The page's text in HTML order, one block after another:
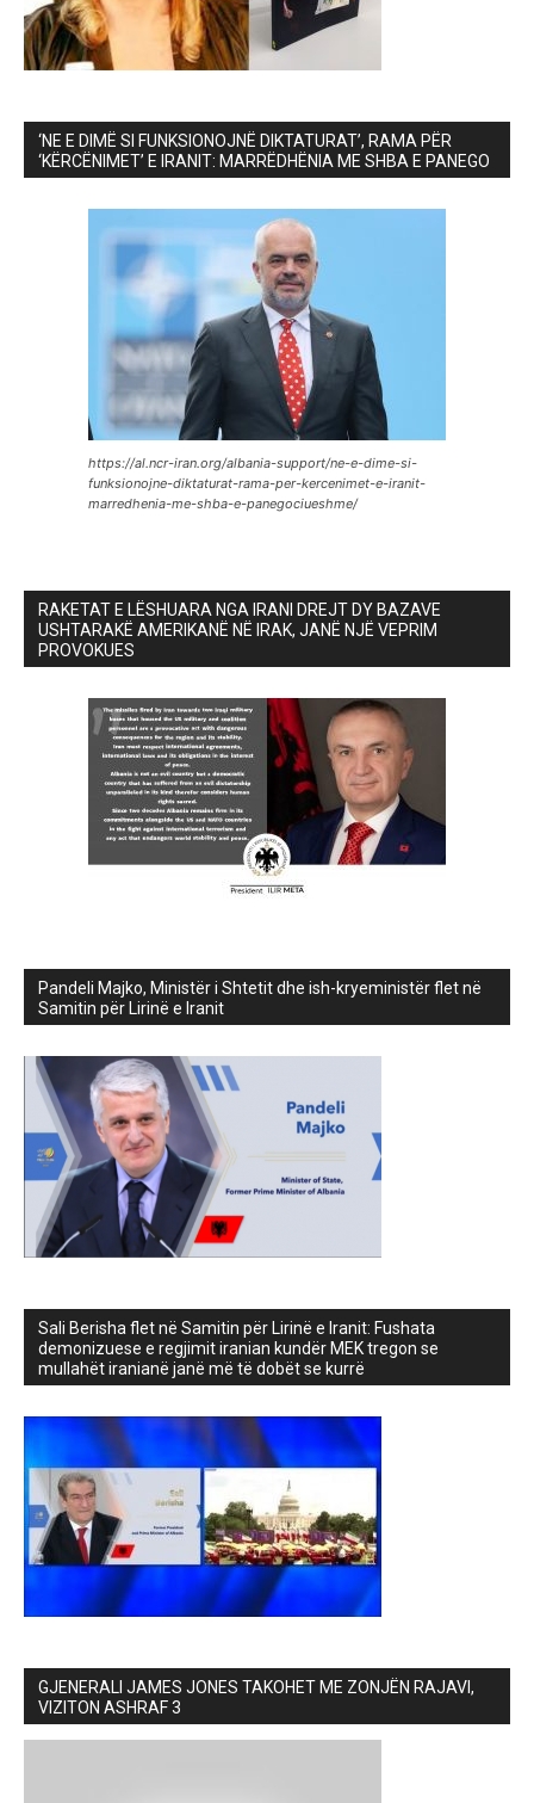
‘NE E DIMË SI FUNKSIONOJNË DIKTATURAT’, RAMA PËR
‘KËRCËNIMET’ E IRANIT: MARRËDHËNIA ME SHBA E PANEGO
https://al.ncr-iran.org/albania-support/ne-e-dime-si-
funksionojne-diktaturat-rama-per-kercenimet-e-iranit-
marredhenia-me-shba-e-panegociueshme/
RAKETAT E LËSHUARA NGA IRANI DREJT DY BAZAVE
USHTARAKË AMERIKANË NË IRAK, JANË NJË VEPRIM
PROVOKUES
Pandeli Majko, Ministër i Shtetit dhe ish-kryeministër flet në
Samitin për Lirinë e Iranit
Sali Berisha flet në Samitin për Lirinë e Iranit: Fushata
demonizuese e regjimit iranian kundër MEK tregon se
mullahët iranianë janë më të dobët se kurrë
GJENERALI JAMES JONES TAKOHET ME ZONJËN RAJAVI,
VIZITON ASHRAF 3